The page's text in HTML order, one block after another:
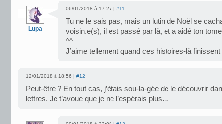
Lupa
06/01/2018 à 17:27 | #11
Tu ne le sais pas, mais un lutin de Noël se
voisin.e(s), il est passé par là, et a aidé ton
^^
J’aime tellement quand ces histoires-là
12/01/2018 à 18:56 | #12
Peut-être ? En tout cas, j’étais sou-la-gée de le découvrir
lettres. Je t’avoue que je ne l’espérais plus…